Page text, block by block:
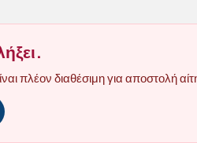
πλέον διαθέσιμη για αποστολή